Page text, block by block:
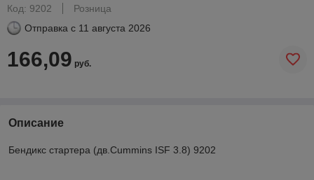
Код: 9202
Розница
Отправка с 11 августа 2026
166,09 руб.
Описание
Бендикс стартера (дв.Cummins ISF 3.8) 9202